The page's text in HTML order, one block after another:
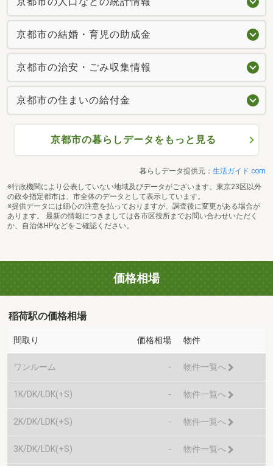
京都市の結婚・育児の助成金
京都市の治安・ごみ収集情報
京都市の住まいの給付金
京都市の暮らしデータをもっと見る
暮らしデータ提供元： 生活ガイド.com
※行政機関により公表していない地域及びデータがございます。東京23区以外
の政令指定都市は、市全体のデータとして表示しています。
※提供データには細心の注意を払っておりますが、調査後に変更がある場合が
あります。 最新の情報につきましては各市区役所までお問い合わせいただく
か、自治体HPなどをご確認ください。
価格相場
稲荷駅の価格相場
間取り 価格相場 物件
ワンルーム - 物件一覧へ
1K/DK/LDK(+S) - 物件一覧へ
2K/DK/LDK(+S) - 物件一覧へ
3K/DK/LDK(+S) - 物件一覧へ